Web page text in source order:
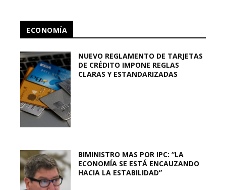
ECONOMÍA
NUEVO REGLAMENTO DE TARJETAS
DE CRÉDITO IMPONE REGLAS
CLARAS Y ESTANDARIZADAS
BIMINISTRO MAS POR IPC: “LA
ECONOMÍA SE ESTÁ ENCAUZANDO
HACIA LA ESTABILIDAD”